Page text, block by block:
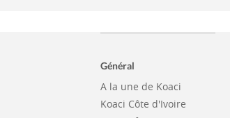
Général
A la une de Koaci
Koaci Côte d'Ivoire